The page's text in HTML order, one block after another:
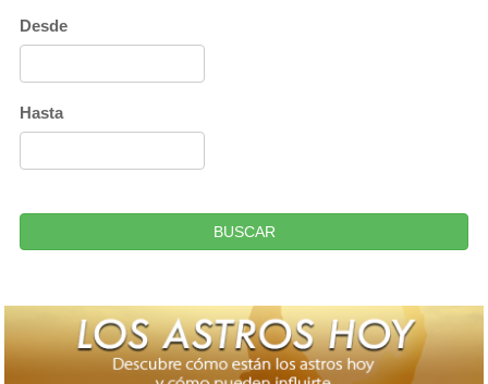
Desde
Hasta
BUSCAR